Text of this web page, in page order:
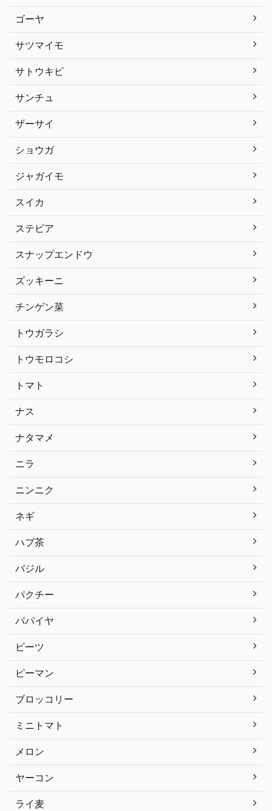
ゴーヤ
サツマイモ
サトウキビ
サンチュ
ザーサイ
ショウガ
ジャガイモ
スイカ
ステビア
スナップエンドウ
ズッキーニ
チンゲン菜
トウガラシ
トウモロコシ
トマト
ナス
ナタマメ
ニラ
ニンニク
ネギ
ハブ茶
バジル
パクチー
パパイヤ
ビーツ
ピーマン
ブロッコリー
ミニトマト
メロン
ヤーコン
ライ麦